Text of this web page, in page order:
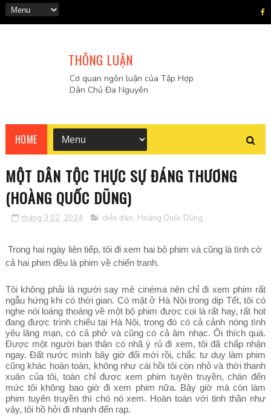
THÔNG LUẬN
Cơ quan ngôn luận của Tập Hợp
Dân Chủ Đa Nguyên
HOME
MỘT DÂN TỘC THỰC SỰ ĐÁNG THƯƠNG
(HOÀNG QUỐC DŨNG)
tháng 3 02, 2024 diễn đàn, Hoàng Quốc Dũng
Trong hai ngày liên tiếp, tôi đi xem hai bộ phim và cũng là tình cờ
cả hai phim đều là phim về chiến tranh.
Tôi không phải là người say mê cinéma nên chỉ đi xem phim rất
ngẫu hứng khi có thời gian. Có mặt ở Hà Nội trong dịp Tết, tôi có
nghe nói loáng thoáng về một bộ phim được coi là rất hay, rất hot
đang được trình chiếu tại Hà Nội, trong đó có cả cảnh nóng tình
yêu lãng mạn, có cả phở và cũng có cả âm nhạc. Ôi thích quá.
Được một người bạn thân có nhã ý rủ đi xem, tôi đã chấp nhận
ngay. Đất nước mình bây giờ đổi mới rồi, chắc tư duy làm phim
cũng khác hoàn toàn, không như cái hồi tôi còn nhỏ và thời thanh
xuân của tôi, toàn chỉ được xem phim tuyên truyền, chán đến
mức tôi không bao giờ đi xem phim nữa. Bây giờ mà còn làm
phim tuyên truyền thì chó nó xem. Hoàn toàn với tinh thần như
vậy, tôi hồ hởi đi nhanh đến rạp.